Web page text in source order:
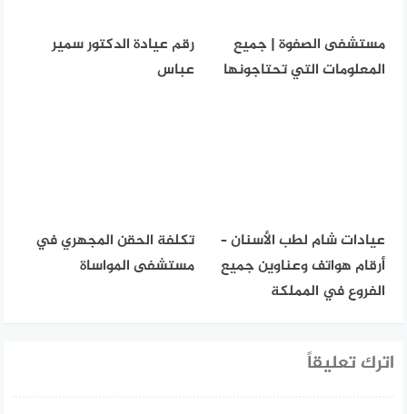
مستشفى الصفوة | جميع
المعلومات التي تحتاجونها
رقم عيادة الدكتور سمير
عباس
عيادات شام لطب الأسنان –
أرقام هواتف وعناوين جميع
الفروع في المملكة
تكلفة الحقن المجهري في
مستشفى المواساة
اترك تعليقاً